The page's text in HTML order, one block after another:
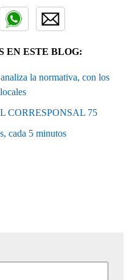
EN ESTE BLOG:
la normativa, con los
CORRESPONSAL 75
cada 5 minutos